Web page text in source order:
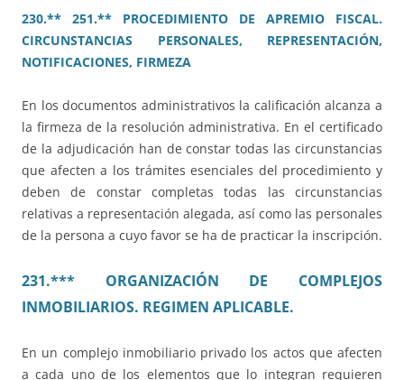
230.**
251.** PROCEDIMIENTO DE APREMIO FISCAL.
CIRCUNSTANCIAS PERSONALES, REPRESENTACIÓN,
NOTIFICACIONES, FIRMEZA
En los documentos administrativos la calificación alcanza a
la firmeza de la resolución administrativa. En el certificado
de la adjudicación han de constar todas las circunstancias
que afecten a los trámites esenciales del procedimiento y
deben de constar completas todas las circunstancias
relativas a representación alegada, así como las personales
de la persona a cuyo favor se ha de practicar la inscripción.
231.*** ORGANIZACIÓN DE COMPLEJOS
INMOBILIARIOS. REGIMEN APLICABLE.
En un complejo inmobiliario privado los actos que afecten
a cada uno de los elementos que lo integran requieren